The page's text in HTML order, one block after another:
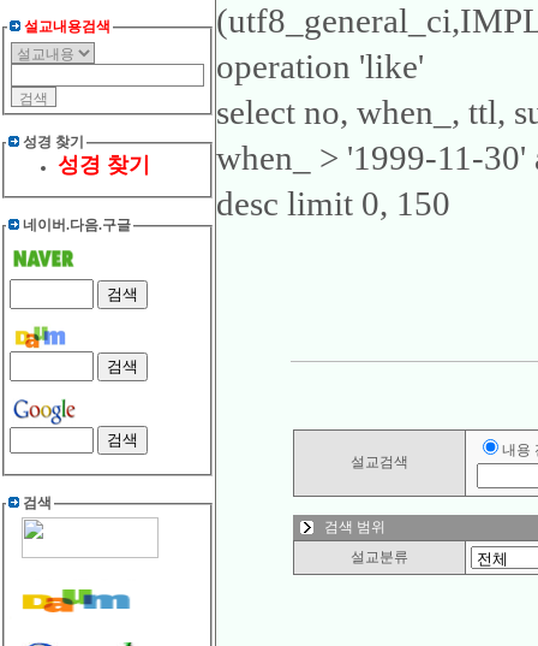
설교내용검색
성경 찾기
성경 찾기
네이버.다음.구글
검색
operation 'like'
select no, when_, ttl,
when_ > '1999-11-
desc limit 0, 150
설교검색
내용
검색 범위
설교분류